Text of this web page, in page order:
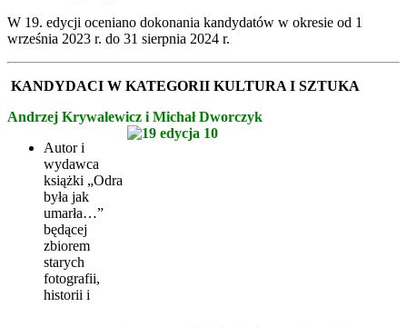
W 19. edycji oceniano dokonania kandydatów w okresie od 1
września 2023 r. do 31 sierpnia 2024 r.
KANDYDACI W KATEGORII KULTURA I SZTUKA
Andrzej Krywalewicz i Michał Dworczyk
Autor i
wydawca
książki „Odra
była jak
umarła…”
będącej
zbiorem
starych
fotografii,
historii i